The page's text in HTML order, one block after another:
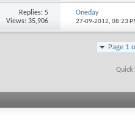
Replies: 5
Views: 35,906
Oneday
27-09-2012, 08:23
Page 1
Quick